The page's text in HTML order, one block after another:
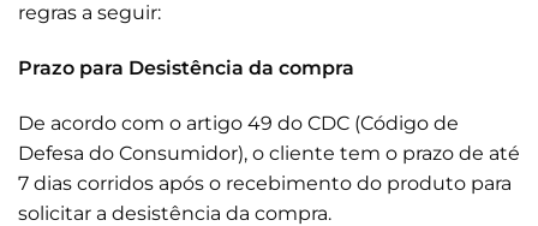
regras a seguir:
Prazo para Desistência da compra
De acordo com o artigo 49 do CDC (Código de
Defesa do Consumidor), o cliente tem o prazo de até
7 dias corridos após o recebimento do produto para
solicitar a desistência da compra.